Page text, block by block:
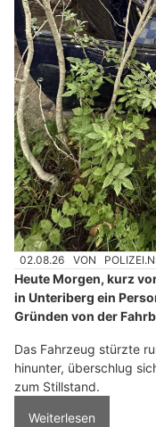
02.08.26 VON
Heute Morgen, kurz
in Unteriberg ein
Gründen von der
Das Fahrzeug stürzte
hinunter, überschlug
zum Stillstand.
Weiterlesen